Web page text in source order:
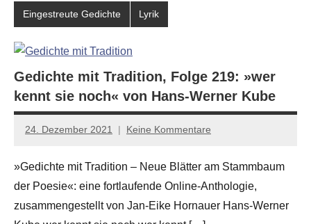
Eingestreute Gedichte Lyrik
Gedichte mit Tradition, Folge 219: »wer
kennt sie noch« von Hans-Werner Kube
24. Dezember 2021
Jan-
Hornauer
für
dasgedichtblog
Keine Kommentare
»Gedichte mit Tradition – Neue Blätter am Stammbaum
der Poesie«: eine fortlaufende Online-Anthologie,
zusammengestellt von Jan-Eike Hornauer Hans-Werner